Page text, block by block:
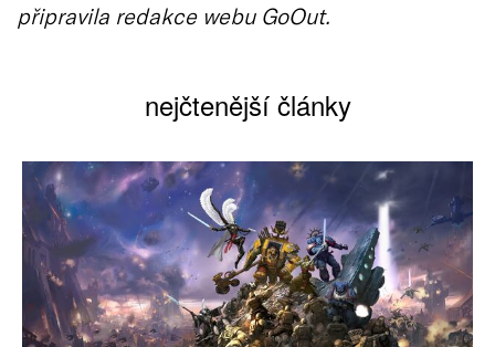
připravila redakce webu GoOut.
nejčtenější články